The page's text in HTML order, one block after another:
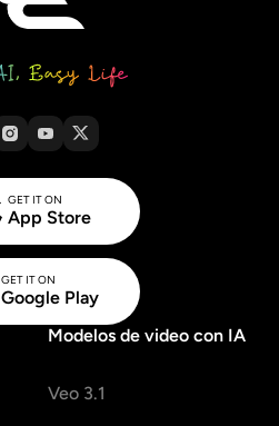
GET IT ON
App Store
GET IT ON
Google Play
Modelos de video con IA
Veo 3.1